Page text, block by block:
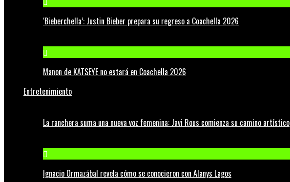
‘Bieberchella’: Justin Bieber prepara su regreso a Coachella 2026
Manon de KATSEYE no estará en Coachella 2026
Entretenimiento
La ranchera suma una nueva voz femenina: Javi Rous comienza su camino artístico
Ignacio Ormazábal revela cómo se conocieron con Alanys Lagos